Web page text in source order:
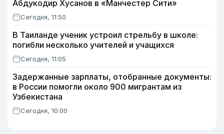
Абдукодир Хусанов в «Манчестер Сити»
Сегодня, 11:50
В Таиланде ученик устроил стрельбу в школе:
погибли несколько учителей и учащихся
Сегодня, 11:05
Задержанные зарплаты, отобранные документы:
в России помогли около 900 мигрантам из
Узбекистана
Сегодня, 10:00